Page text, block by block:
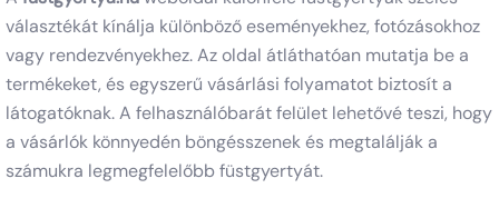
választékát kínálja különböző eseményekhez, fotózásokhoz
vagy rendezvényekhez. Az oldal átláthatóan mutatja be a
termékeket, és egyszerű vásárlási folyamatot biztosít a
látogatóknak. A felhasználóbarát felület lehetővé teszi, hogy
a vásárlók könnyedén böngésszenek és megtalálják a
számukra legmegfelelőbb füstgyertyát.